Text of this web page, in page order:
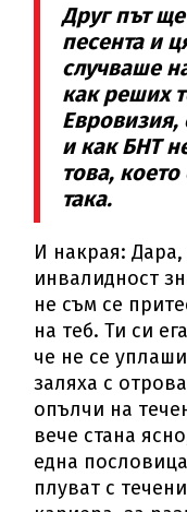
Друг път
песента и
случваше
как реших
Евровизия,
и как БНТ
това,
така.
И накрая:
инвалидност
не съм се
на теб. Ти си
че не се
заляха с
опълчи на
вече стана
една
плуват с